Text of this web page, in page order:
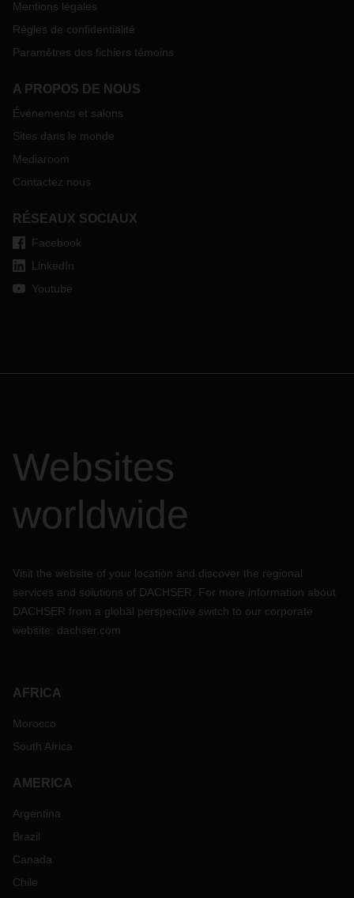
Mentions légales
Règles de confidentialité
Paramètres des fichiers témoins
A PROPOS DE NOUS
Événements et salons
Sites dans le monde
Mediaroom
Contactez nous
RÉSEAUX SOCIAUX
Facebook
LinkedIn
Youtube
Websites
worldwide
Visit the website of your location and discover the regional
services and solutions of DACHSER. For more information about
DACHSER from a global perspective switch to our corporate
website: dachser.com
AFRICA
Morocco
South Africa
AMERICA
Argentina
Brazil
Canada
Chile